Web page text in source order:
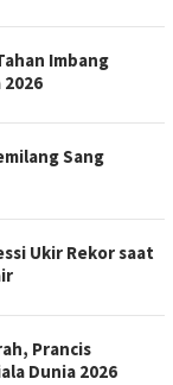
Imbang
Sang
Ukir Rekor saat
Prancis
Dunia 2026